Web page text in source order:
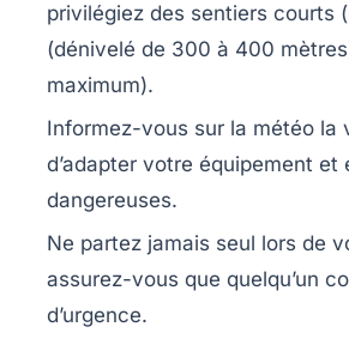
privilégiez des sentiers courts
(dénivelé de 300 à 400
maximum).
Informez-vous sur la météo la
d’adapter votre équipement
dangereuses.
Ne partez jamais seul lors de
assurez-vous que quelqu’un
d’urgence.